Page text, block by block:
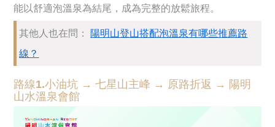
能以舒適泡溫泉為結尾，成為完整的放鬆旅程。
其他人也在問： 陽明山登山搭配泡溫泉有哪些推薦路
線？
路線1.小油坑 → 七星山主峰 → 原路折返 → 陽明
山水溫泉會館